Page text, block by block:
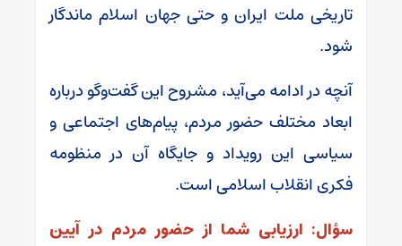
تاریخی ملت ایران و حتی جهان اسلام ماندگار
شود.
آنچه در ادامه می‌آید، مشروح این گفت‌وگو درباره
ابعاد مختلف حضور مردم، پیام‌های اجتماعی و
سیاسی این رویداد و جایگاه آن در منظومه
فکری انقلاب اسلامی است.
سؤال: ارزیابی شما از حضور مردم در آیین